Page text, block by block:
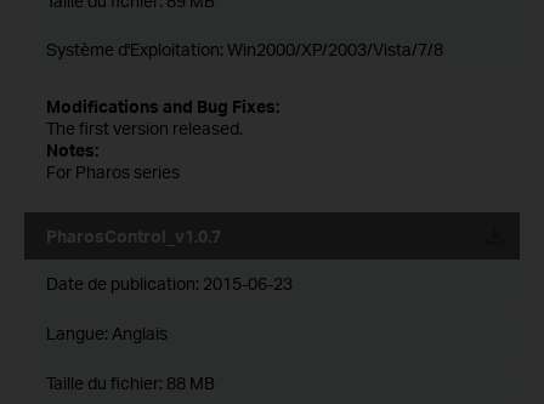
Système d'Exploitation: Win2000/XP/2003/Vista/7/8
Modifications and Bug Fixes:
The first version released.
Notes:
For Pharos series
PharosControl_v1.0.7
Date de publication: 2015-06-23
Langue: Anglais
Taille du fichier: 88 MB